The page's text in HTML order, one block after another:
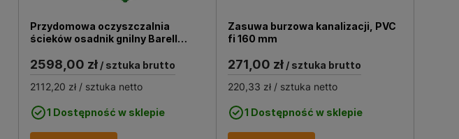
Przydomowa oczyszczalnia
ścieków osadnik gnilny Barell
2598,00 zł/ sztuka brutto
2112,20 zł/ sztuka netto
1 Dostępność w sklepie
Zasuwa burzowa kanalizacji, PVC
fi 160 mm
271,00 zł / sztuka brutto
220,33 zł / sztuka netto
1 Dostępność w sklepie